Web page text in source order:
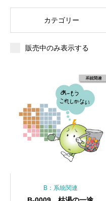
カテゴリー
販売中のみ表示する
B：系統関連